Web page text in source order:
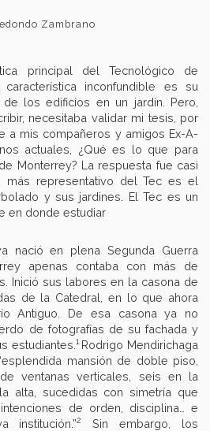
Zambrano
principal del Tecnológico de
inconfundible es su
los edificios en un jardín. Pero,
necesitaba validar mi tesis, por
a mis compañeros y amigos Ex-A-
actuales, ¿Qué es lo que para
Monterrey? La respuesta fue casi
más representativo del Tec es el
y sus jardines. El Tec es un
en donde estudiar
nació en plena Segunda Guerra
apenas contaba con más de
Inició sus labores en la casona de
de la Catedral, en lo que ahora
Antiguo. De esa casona ya no
de fotografías de su fachada y
estudiantes. 1 Rodrigo Mendirichaga
mansión de doble piso,
ventanas verticales, seis en la
alta, sucedidas con simetría que
de orden, disciplina… e
institución.”2
Sin embargo, los